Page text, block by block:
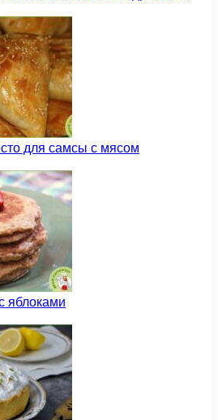
для самсы с мясом
яблоками